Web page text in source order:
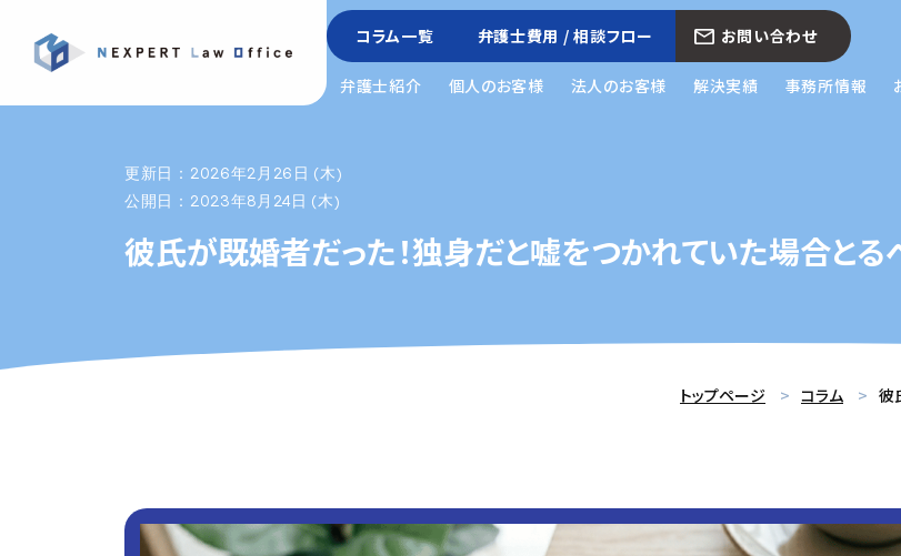
コラム一覧 弁護士費用 / 相談フロー お問い合わせ
弁護士紹介 個人のお客様 法人のお客様 解決実績 事務所情報
更新日：2026年2月26日 (木)
公開日：2023年8月24日 (木)
彼氏が既婚者だった！独身だと嘘をつかれていた場合とる
トップページ コラム 彼